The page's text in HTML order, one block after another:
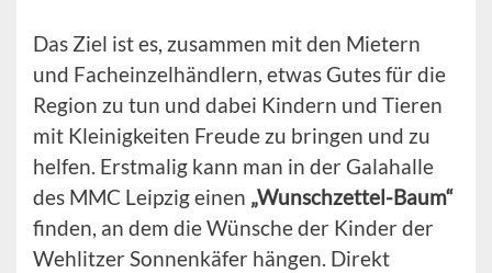
Das Ziel ist es, zusammen mit den Mietern
und Facheinzelhändlern, etwas Gutes für die
Region zu tun und dabei Kindern und Tieren
mit Kleinigkeiten Freude zu bringen und zu
helfen. Erstmalig kann man in der Galahalle
des MMC Leipzig einen „Wunschzettel-Baum“
finden, an dem die Wünsche der Kinder der
Wehlitzer Sonnenkäfer hängen. Direkt